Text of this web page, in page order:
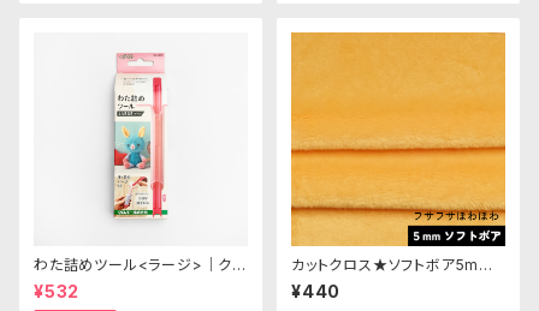
わた詰めツール<ラージ>｜クロ
バー
¥532
カットクロス★ソフトボア5mm
(山吹色)LB026 ボア生地 50c
m × 45cm
¥440